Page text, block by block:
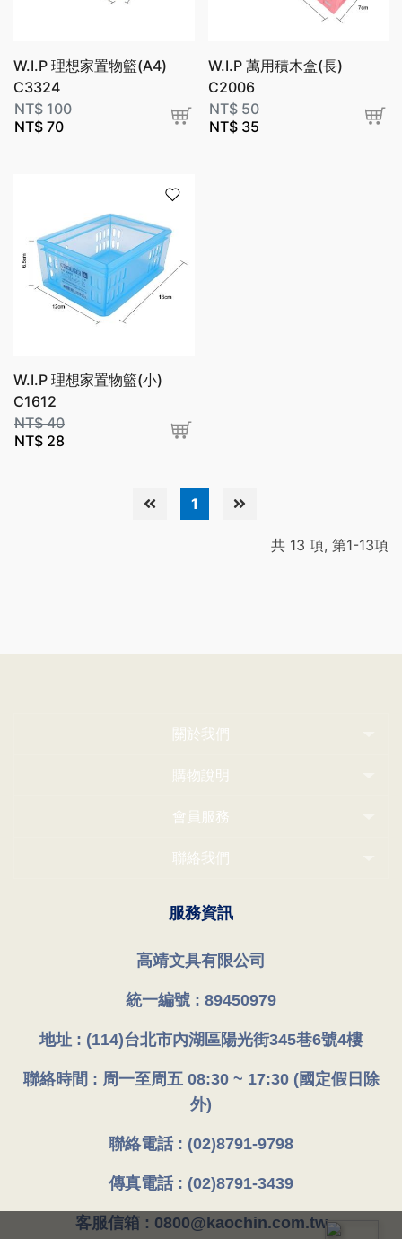
W.I.P 理想家置物籃(A4)
C3324
NT$100
NT$ 70
W.I.P 萬用積木盒(長)
C2006
NT$50
NT$35
W.I.P 理想家置物籃(小)
C1612
NT$40
NT$ 28
1
共 13 項, 第1-13項
關於我們
購物說明
會員服務
聯絡我們
服務資訊
高靖文具有限公司
統一編號 : 89450979
地址 : (114)台北市內湖區陽光街345巷6號4樓
聯絡時間 : 周一至周五 08:30 ~ 17:30 (國定假日除
外)
聯絡電話 : (02)8791-9798
傳真電話 : (02)8791-3439
客服信箱 : 0800@kaochin.com.tw